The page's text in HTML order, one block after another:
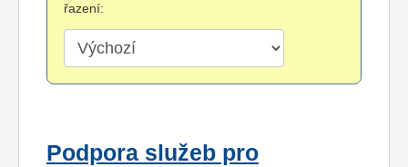
řazení:
Podpora služeb pro